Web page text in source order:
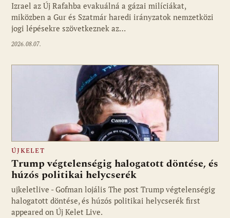
Izrael az Új Rafahba evakuálná a gázai milíciákat,
miközben a Gur és Szatmár haredi irányzatok nemzetközi
jogi lépésekre szövetkeznek az…
2026.08.07.
Fotó: ujkelet.live
ÚJKELET
Trump végtelenségig halogatott döntése, és
húzós politikai helycserék
ujkeletlive - Gofman lojális The post Trump végtelenségig
halogatott döntése, és húzós politikai helycserék first
appeared on Új Kelet Live.